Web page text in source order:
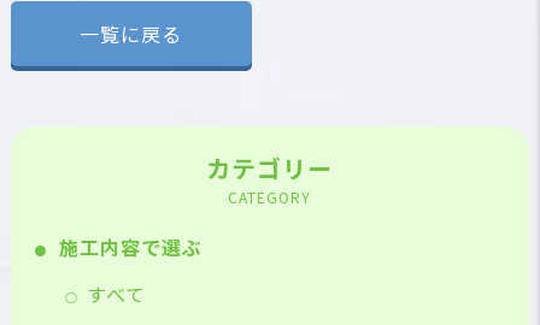
一覧に戻る
カテゴリー
CATEGORY
施工内容で選ぶ
すべて